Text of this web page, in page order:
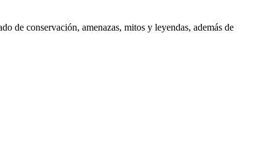
de conservación, amenazas, mitos y leyendas, además de